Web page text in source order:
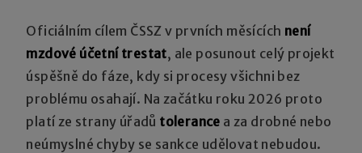
Oficiálním cílem ČSSZ v prvních měsících není
mzdové účetní trestat, ale posunout celý projekt
úspěšně do fáze, kdy si procesy všichni bez
problému osahají. Na začátku roku 2026 proto
platí ze strany úřadů tolerance a za drobné nebo
neúmyslné chyby se sankce udělovat nebudou.